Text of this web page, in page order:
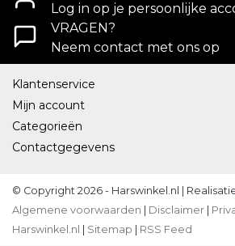
Log in op je persoonlijke
VRAGEN?
Neem contact met ons op
Klantenservice
Mijn account
Categorieën
Contactgegevens
© Copyright 2026 - Harswinkel.nl |
Algemene voorwaarden
Disclaimer
Harswinkel.nl
Sitemap RSS Feed